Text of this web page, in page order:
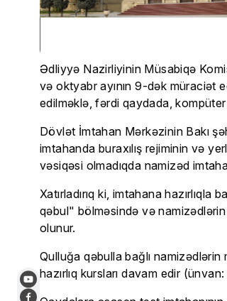
Ədliyyə Nazirliyinin Müsabiqə
və oktyabr ayının 9-dək müraciət
edilməklə, fərdi qaydada,
Dövlət İmtahan Mərkəzinin Bakı
imtahanda buraxılış rejiminin və
vəsiqəsi olmadıqda namizəd
Xatırladırıq ki, imtahana
qəbul" bölməsində və
olunur.
Qulluğa qəbulla bağlı
hazırlıq kursları davam edir